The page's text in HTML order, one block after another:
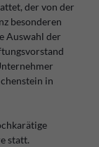
der von der
besonderen
Auswahl der
in
statt.